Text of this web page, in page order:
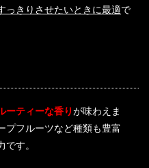
っきりさせたいときに最適で
ーティーな香りが味わえま
プフルーツなど種類も豊富
です。